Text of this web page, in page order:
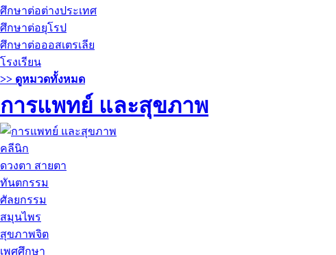
ศึกษาต่อต่างประเทศ
ศึกษาต่อยุโรป
ศึกษาต่อออสเตรเลีย
โรงเรียน
>> ดูหมวดทั้งหมด
การแพทย์ และสุขภาพ
คลีนิก
ดวงตา สายตา
ทันตกรรม
ศัลยกรรม
สมุนไพร
สุขภาพจิต
เพศศึกษา